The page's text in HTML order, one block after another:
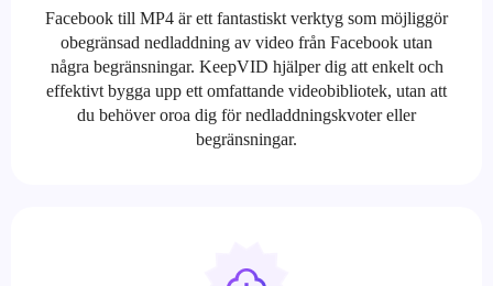
Facebook till MP4 är ett fantastiskt verktyg som möjliggör
obegränsad nedladdning av video från Facebook utan
några begränsningar. KeepVID hjälper dig att enkelt och
effektivt bygga upp ett omfattande videobibliotek, utan att
du behöver oroa dig för nedladdningskvoter eller
begränsningar.